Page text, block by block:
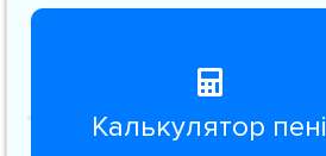
Калькулятор пені